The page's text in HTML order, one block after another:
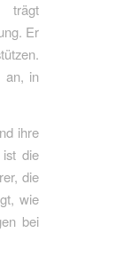
trägt
Er
an, in
ihre
die
die
wie
bei